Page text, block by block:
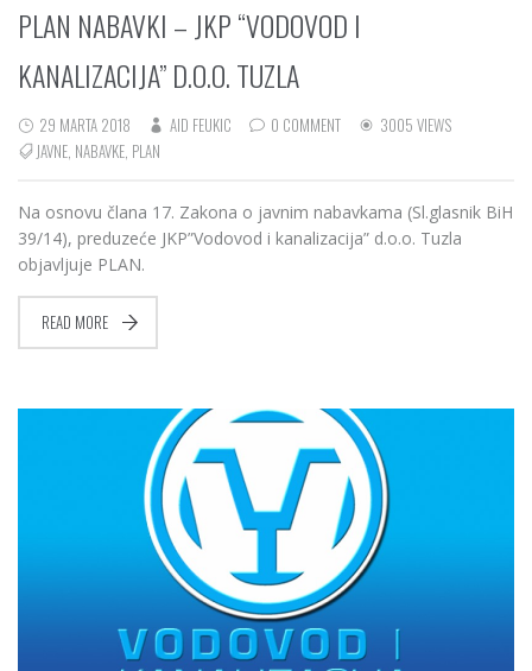
PLAN NABAVKI – JKP “VODOVOD I
KANALIZACIJA” D.O.O. TUZLA
29 MARTA 2018 AID FEUKIC 0 COMMENT
3005 VIEWS
JAVNE, NABAVKE, PLAN
Na osnovu člana 17. Zakona o javnim nabavkama (Sl.glasnik BiH
39/14), preduzeće JKP”Vodovod i kanalizacija” d.o.o. Tuzla
objavljuje PLAN.
READ MORE